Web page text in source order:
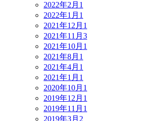
2022年2月 1
2022年1月 1
2021年12月 1
2021年11月 3
2021年10月 1
2021年8月 1
2021年4月 1
2021年1月 1
2020年10月 1
2019年12月 1
2019年11月 1
2019年3月 2